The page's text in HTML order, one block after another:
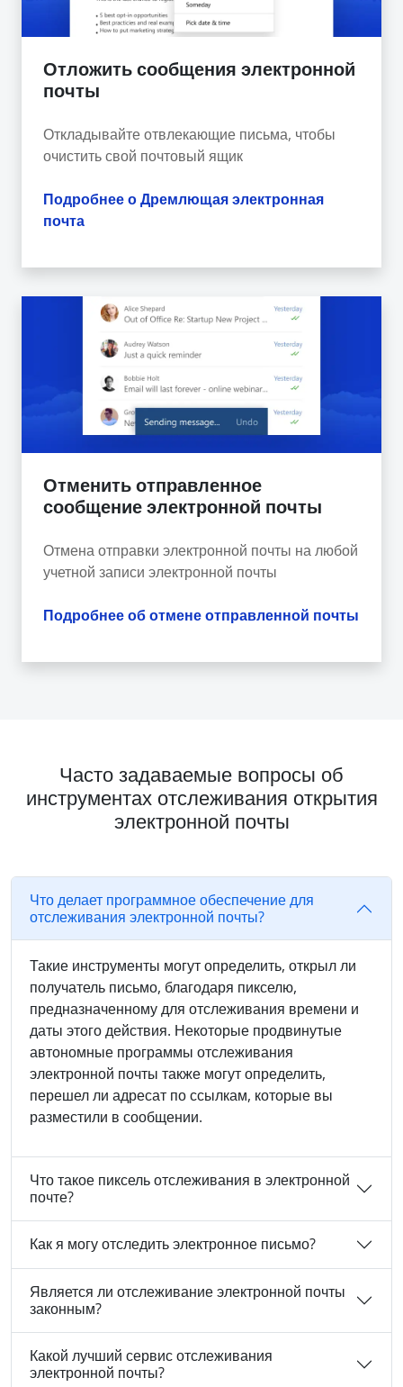
Отложить сообщения электронной
почты
Откладывайте отвлекающие письма, чтобы
очистить свой почтовый ящик
Подробнее о Дремлющая электронная
почта
Отменить отправленное
сообщение электронной почты
Отмена отправки электронной почты на любой
учетной записи электронной почты
Подробнее об отмене отправленной почты
Часто задаваемые вопросы об
инструментах отслеживания открытия
электронной почты
Что делает программное обеспечение для
отслеживания электронной почты?
Такие инструменты могут определить, открыл ли
получатель письмо, благодаря пикселю,
предназначенному для отслеживания времени и
даты этого действия. Некоторые продвинутые
автономные программы отслеживания
электронной почты также могут определить,
перешел ли адресат по ссылкам, которые вы
разместили в сообщении.
Что такое пиксель отслеживания в электронной
почте?
Как я могу отследить электронное письмо?
Является ли отслеживание электронной почты
законным?
Какой лучший сервис отслеживания
электронной почты?